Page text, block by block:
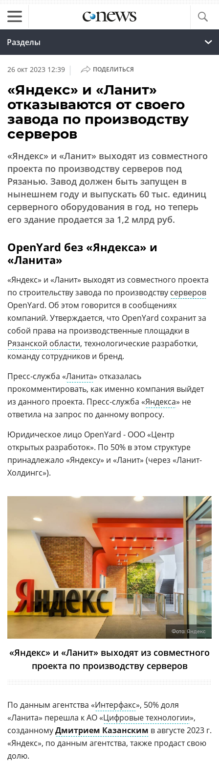
Разделы
26 окт 2023 12:39 | ПОДЕЛИТЬСЯ
«Яндекс» и «Ланит»
отказываются от своего
завода по производству
серверов
«Яндекс» и «Ланит» выходят из совместного
проекта по производству серверов под
Рязанью. Завод должен быть запущен в
нынешнем году и выпускать 60 тыс. единиц
серверного оборудования в год, но теперь
его здание продается за 1,2 млрд руб.
OpenYard без «Яндекса» и
«Ланита»
«Яндекс» и «Ланит» выходят из совместного проекта
по строительству завода по производству серверов
OpenYard. Об этом говорится в сообщениях
компаний. Утверждается, что OpenYard сохранит за
собой права на производственные площадки в
Рязанской области, технологические разработки,
команду сотрудников и бренд.
Пресс-служба «Ланита» отказалась
прокомментировать, как именно компания выйдет
из данного проекта. Пресс-служба «Яндекса» не
ответила на запрос по данному вопросу.
Юридическое лицо OpenYard - ООО «Центр
открытых разработок». По 50% в этом структуре
принадлежало «Яндексу» и «Ланит» (через «Ланит-
Холдингс»).
Фото: Яндекс
«Яндекс» и «Ланит» выходят из совместного
проекта по производству серверов
По данным агентства «Интерфакс», 50% доля
«Ланита» перешла к АО «Цифровые технологии»,
созданномуДмитрием Казанским в августе 2023 г.
«Яндекс», по данным агентства, также продаст свою
долю.